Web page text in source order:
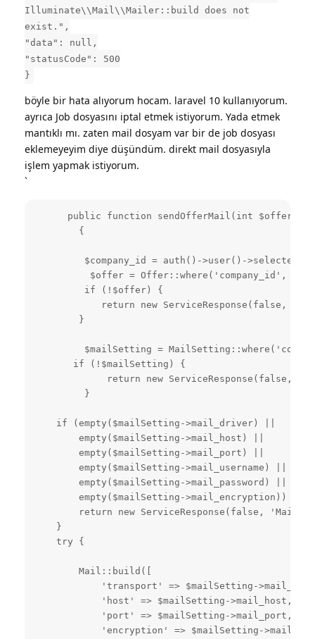
Illuminate\\Mail\\Mailer::build does not
exist.",
"data": null,
"statusCode": 500
}
böyle bir hata alıyorum hocam. laravel 10 kullanıyorum.
ayrıca Job dosyasını iptal etmek istiyorum. Yada etmek
mantıklı mı. zaten mail dosyam var bir de job dosyası
eklemeyeyim diye düşündüm. direkt mail dosyasıyla
işlem yapmak istiyorum.
`
public function sendOfferMail(int
        {
$company_id = auth()->user()-
$offer = Offer::where('company_id',
         if (!$offer) {
return new ServiceResponse(false,
        }
$mailSetting =
       if (!$mailSetting) {
return new ServiceResponse(false,
         }
    if (empty($mailSetting->mail_driver) ||
        empty($mailSetting->mail_host) ||
        empty($mailSetting->mail_port) ||
        empty($mailSetting->mail_username) ||
        empty($mailSetting->mail_password) ||
        empty($mailSetting->mail_encryption)) {
return new ServiceResponse(false, 'Mail
    }
    try {
        Mail::build([
'transport' => $mailSetting-
            'host' => $mailSetting->mail_host,
            'port' => $mailSetting->mail_port,
'encryption' => $mailSetting-